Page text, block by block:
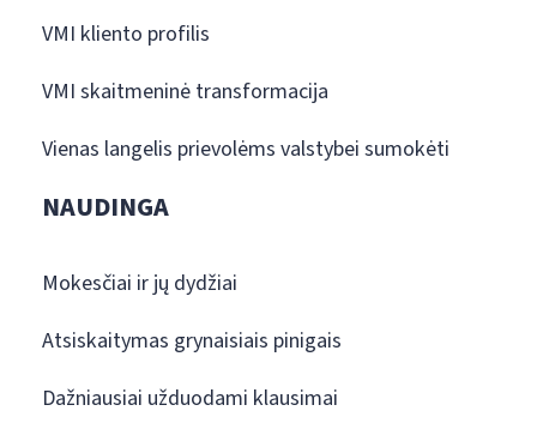
VMI kliento profilis
VMI skaitmeninė transformacija
Vienas langelis prievolėms valstybei sumokėti
NAUDINGA
Mokesčiai ir jų dydžiai
Atsiskaitymas grynaisiais pinigais
Dažniausiai užduodami klausimai